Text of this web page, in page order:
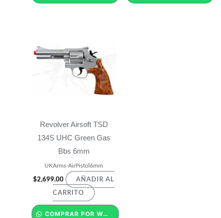
Revolver Airsoft TSD
134S UHC Green Gas
Bbs 6mm
UKArms-AirPistol6mm
$2,699.00 AÑADIR AL
CARRITO
COMPRAR POR WHATSAPP